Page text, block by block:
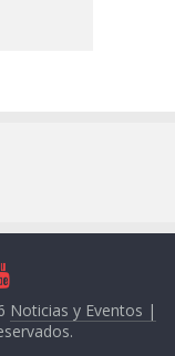
Noticias y Eventos |